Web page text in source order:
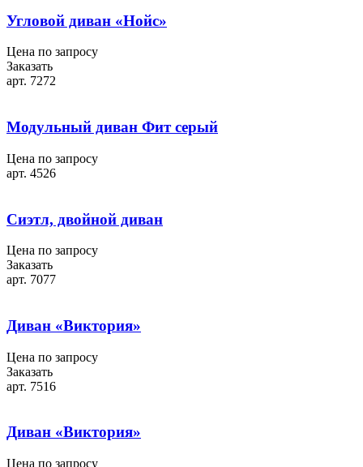
Угловой диван «Нойс»
Цена по запросу
Заказать
арт. 7272
Модульный диван Фит серый
Цена по запросу
арт. 4526
Сиэтл, двойной диван
Цена по запросу
Заказать
арт. 7077
Диван «Виктория»
Цена по запросу
Заказать
арт. 7516
Диван «Виктория»
Цена по запросу